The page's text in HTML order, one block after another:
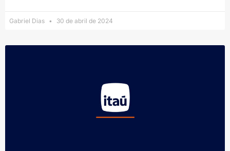
Gabriel Dias 30 de abril de 2024